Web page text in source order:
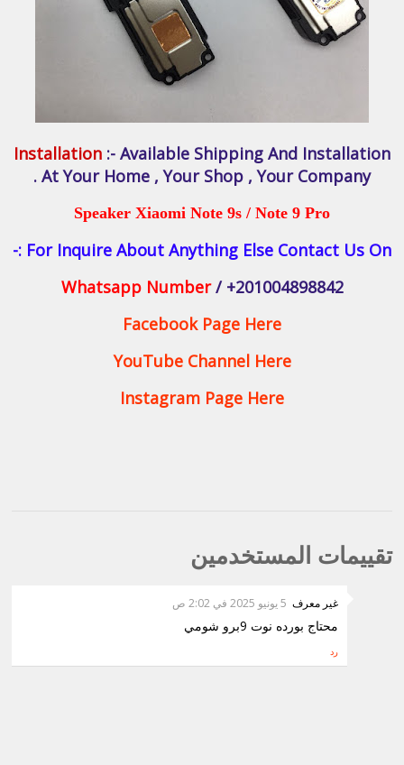
Installation :- Available Shipping And Installation
At Your Home , Your Shop , Your Company .
Speaker Xiaomi Note 9s / Note 9 Pro
For Inquire About Anything Else Contact Us On :-
Whatsapp Number/ +201004898842
Facebook Page Here
YouTube Channel Here
Instagram Page Here
تقييمات المستخدمين
غير معرف 5 يونيو 2025 في 2:02 ص
محتاج بورده نوت 9برو شومي
رد